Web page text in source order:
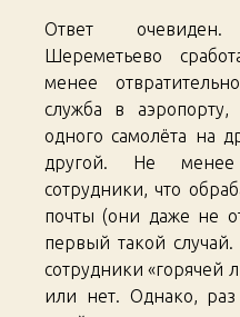
Ответ
Шереметьево
менее
служба в
одного самолёта на
другой. Не менее
сотрудники, что
почты (они даже не
первый такой случай.
сотрудники «горячей
или нет. Однако,